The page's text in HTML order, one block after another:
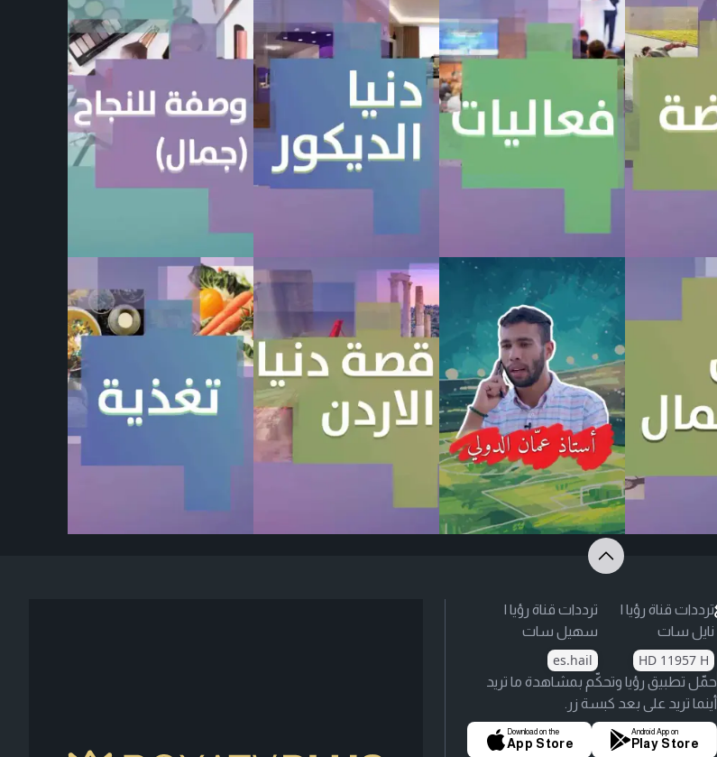
ترددات قناة رؤيا |
نايل سات
HD 11957 H
ترددات قناة رؤيا |
سهيل سات
es.hail
حمّل تطبيق رؤيا وتحكّم بمشاهدة ما تريد
أينما تريد على بعد كبسة زر.
Android App on
Play Store
Download on the
App Store